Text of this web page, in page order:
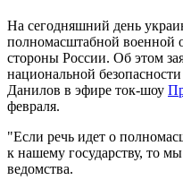
На сегодняшний день
полномасштабной военной
стороны России. Об этом
национальной
Данилов в эфире ток-шоу
февраля.
"Если речь идет о
к нашему государству, то
ведомства.